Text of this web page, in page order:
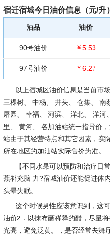
宿迁宿城今日油价信息（元/升）
油品 油价
90号油价 ￥5.53
97号油价 ￥6.27
以上宿城区油价信息是当前市
三棵树、 中杨、 井头、 仓集、 南
屠园、 幸福、 河滨、 洋北、 洋
里、 黄河、 各加油站统一指导价
站由于其经营特点和其它因素，实
所在地区的加油站实际售价为准。
【不同水果可以预防和治疗日
蕉补充脑 力?宿城油价还能促进体
头晕失眠。
这个时候男性应该意识到，这
油价2．以抹布蘸稀释的醋，尽量
光亮，避免泛黄。，是否经常去舞